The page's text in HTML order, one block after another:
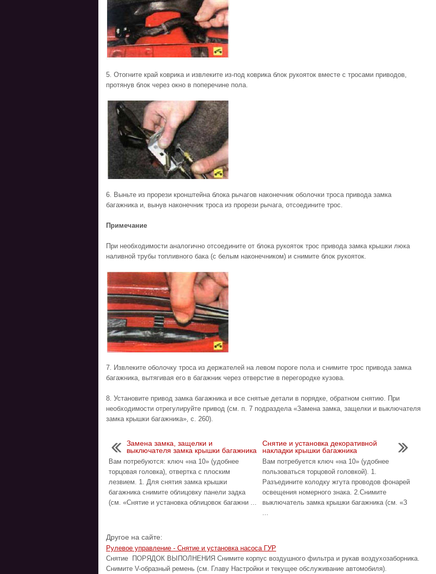
5. Отогните край коврика и извлеките из-под коврика блок рукояток вместе с тросами приводов,
протянув блок через окно в поперечине пола.
6. Выньте из прорези кронштейна блока рычагов наконечник оболочки троса привода замка
багажника и, вынув наконечник троса из прорези рычага, отсоедините трос.
Примечание
При необходимости аналогично отсоедините от блока рукояток трос привода замка крышки люка
наливной трубы топливного бака (с белым наконечником) и снимите блок рукояток.
7. Извлеките оболочку троса из держателей на левом пороге пола и снимите трос привода замка
багажника, вытягивая его в багажник через отверстие в перегородке кузова.
8. Установите привод замка багажника и все снятые детали в порядке, обратном снятию. При
необходимости отрегулируйте привод (см. п. 7 подраздела «Замена замка, защелки и выключателя
замка крышки багажника», с. 260).
Замена замка, защелки и
выключателя замка крышки багажника
Вам потребуются: ключ «на 10» (удобнее
торцовая головка), отвертка с плоским
лезвием. 1. Для снятия замка крышки
багажника снимите облицовку панели задка
(см. «Снятие и установка облицовок багажни ...
Снятие и установка декоративной
накладки крышки багажника
Вам потребуется ключ «на 10» (удобнее
пользоваться торцовой головкой). 1.
Разъедините колодку жгута проводов фонарей
освещения номерного знака. 2.Снимите
выключатель замка крышки багажника (см. «З
...
Другое на сайте:
Рулевое управление - Снятие и установка насоса ГУР
Снятие ПОРЯДОК ВЫПОЛНЕНИЯ Снимите корпус воздушного фильтра и рукав воздухозаборника.
Снимите V-образный ремень (см. Главу Настройки и текущее обслуживание автомобиля).